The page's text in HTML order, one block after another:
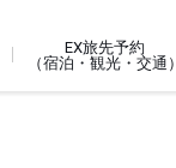
EX旅先予約
（宿泊・観光・交通）